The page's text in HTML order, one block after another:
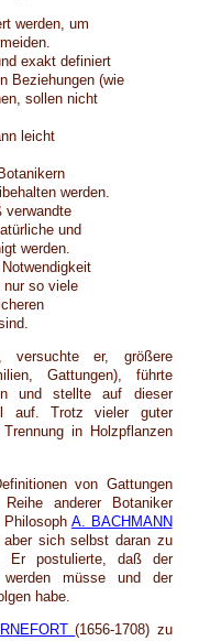
werden, um
exakt definiert
Beziehungen (wie
sollen nicht
leicht
werden.
verwandte
und
werden.
nur so viele
versuchte er, größere
Gattungen), führte
und stellte auf dieser
auf. Trotz vieler guter
in Holzpflanzen
von Gattungen
anderer Botaniker
Philosoph A. BACHMANN
aber sich selbst daran zu
Er postulierte, daß der
müsse und der
habe.
(1656-1708) zu